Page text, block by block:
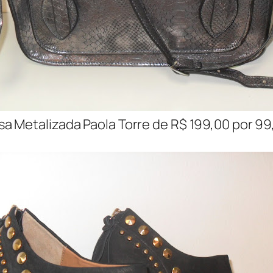
Metalizada Paola Torre de R$ 199,00 por